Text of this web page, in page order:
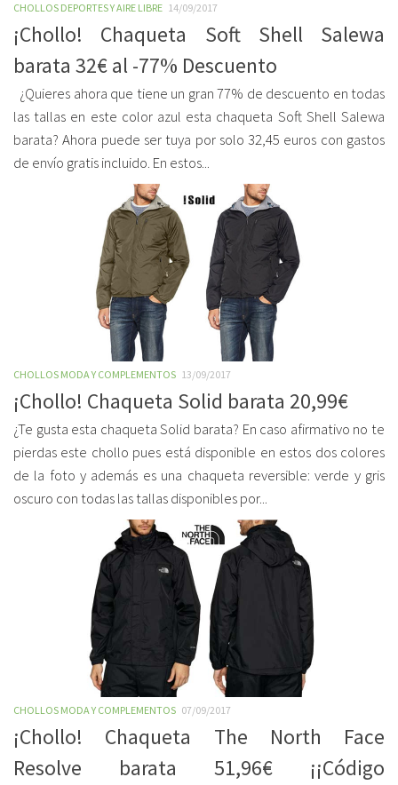
CHOLLOS DEPORTES Y AIRE LIBRE 14/09/2017
¡Chollo! Chaqueta Soft Shell Salewa
barata 32€ al -77% Descuento
¿Quieres ahora que tiene un gran 77% de descuento en todas
las tallas en este color azul esta chaqueta Soft Shell Salewa
barata? Ahora puede ser tuya por solo 32,45 euros con gastos
de envío gratis incluido. En estos...
CHOLLOS MODA Y COMPLEMENTOS 13/09/2017
¡Chollo! Chaqueta Solid barata 20,99€
¿Te gusta esta chaqueta Solid barata? En caso afirmativo no te
pierdas este chollo pues está disponible en estos dos colores
de la foto y además es una chaqueta reversible: verde y gris
oscuro con todas las tallas disponibles por...
CHOLLOS MODA Y COMPLEMENTOS 07/09/2017
¡Chollo! Chaqueta The North Face
Resolve barata 51,96€ ¡¡Código